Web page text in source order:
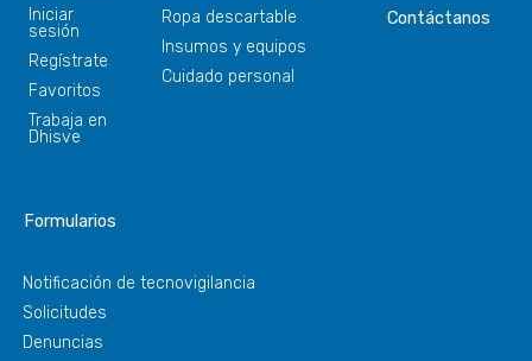
Iniciar
sesión
Regístrate
Favoritos
Trabaja en
Dhisve
Ropa descartable
Insumos y equipos
Cuidado personal
Contáctanos
Formularios
Notificación de tecnovigilancia
Solicitudes
Denuncias